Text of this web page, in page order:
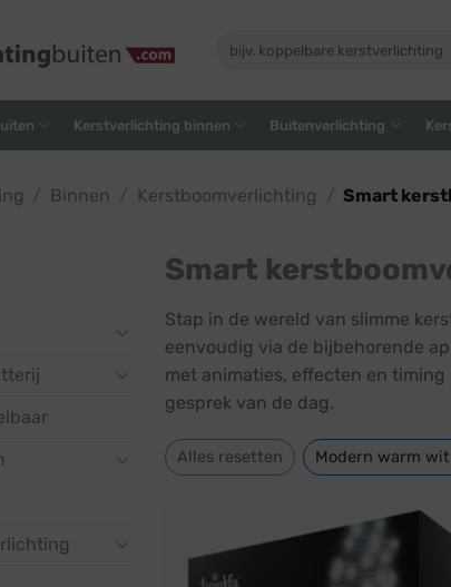
naar:
Kerstverlichting binnen Buitenverlichting
Binnen Kerstboomverlichting Smart
Smart
Stap in de wereld van slimme
eenvoudig via de bijbehorende
met animaties, effecten en
gesprek van de dag.
Alles resetten Modern warm wit